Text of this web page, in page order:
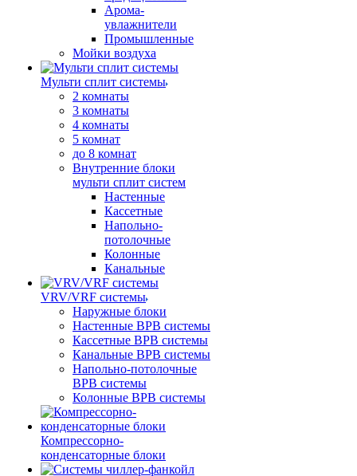
Арома-
увлажнители
Промышленные
Мойки воздуха
Мульти сплит системы
2 комнаты
3 комнаты
4 комнаты
5 комнат
до 8 комнат
Внутренние блоки
мульти сплит систем
Настенные
Кассетные
Напольно-
потолочные
Колонные
Канальные
VRV/VRF системы
Наружные блоки
Настенные ВРВ системы
Кассетные ВРВ системы
Канальные ВРВ системы
Напольно-потолочные
ВРВ системы
Колонные ВРВ системы
Компрессорно-
конденсаторные блоки